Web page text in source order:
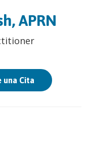
APRN
una Cita